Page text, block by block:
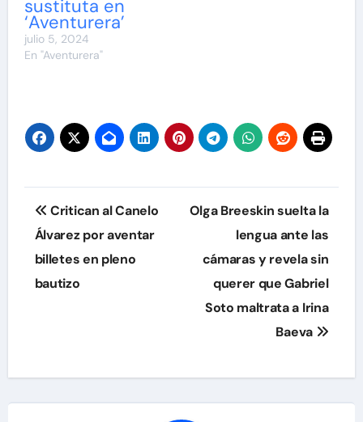
sustituta en
‘Aventurera’
julio 5, 2024
En "Aventurera"
Navegación
de
entradas
Critican al Canelo
Álvarez por aventar
billetes en pleno
bautizo
Olga Breeskin suelta la
lengua ante las
cámaras y revela sin
querer que Gabriel
Soto maltrata a Irina
Baeva